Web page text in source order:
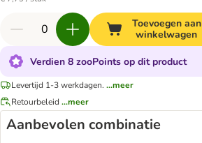
Toevoegen aan
winkelwagen
Verdien 8 zooPoints op dit product
Levertijd 1-3 werkdagen. ...meer
Retourbeleid ...meer
Aanbevolen combinatie